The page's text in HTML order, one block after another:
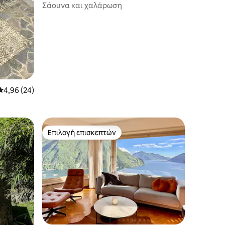
βαθμολογία: 4,96 στα 5, 24 κριτικές
4,96 (24)
Σάουνα και χαλάρωση
Επιλογή επισκεπτών
Επιλογή επισκεπτών